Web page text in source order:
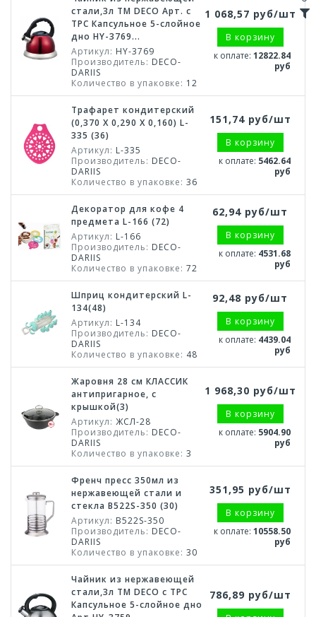
стали,3л TM DECO Арт. с
ТРС Капсульное 5-слойное
дно HY-3769...
Артикул: HY-3769
Производитель: DECO-
DARIIS
Количество в упаковке: 12
1 068,57 руб/шт
В корзину
к оплате: 12822.84
руб
Трафарет кондитерский
(0,370 X 0,290 X 0,160) L-
335 (36)
Артикул: L-335
Производитель: DECO-
DARIIS
Количество в упаковке: 36
151,74 руб/шт
В корзину
к оплате: 5462.64
руб
Декоратор для кофе 4
предмета L-166 (72)
Артикул: L-166
Производитель: DECO-
DARIIS
Количество в упаковке: 72
62,94 руб/шт
В корзину
к оплате: 4531.68
руб
Шприц кондитерский L-
134(48)
Артикул: L-134
Производитель: DECO-
DARIIS
Количество в упаковке: 48
92,48 руб/шт
В корзину
к оплате: 4439.04
руб
Жаровня 28 см КЛАССИК
антипригарное, с
крышкой(3)
Артикул: ЖСЛ-28
Производитель: DECO-
DARIIS
Количество в упаковке: 3
1 968,30 руб/шт
В корзину
к оплате: 5904.90
руб
Френч пресс 350мл из
нержавеющей стали и
стекла B522S-350 (30)
Артикул: B522S-350
Производитель: DECO-
DARIIS
Количество в упаковке: 30
351,95 руб/шт
В корзину
к оплате: 10558.50
руб
Чайник из нержавеющей
стали,3л TM DECO с ТРС
Капсульное 5-слойное дно
786,89 руб/шт